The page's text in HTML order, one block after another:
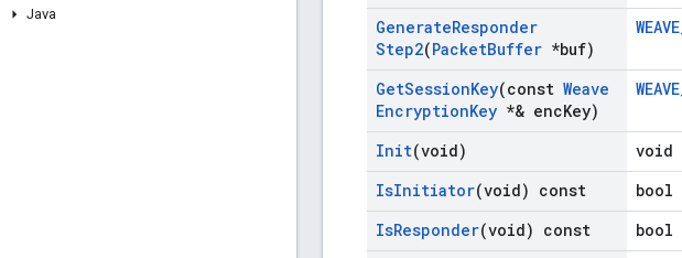
Java
GenerateResponder
Step2(PacketBuffer *buf)
GetSessionKey(const Weave
EncryptionKey *& encKey)
Init(void)
void
IsInitiator(void) const
bool
IsResponder(void) const
bool